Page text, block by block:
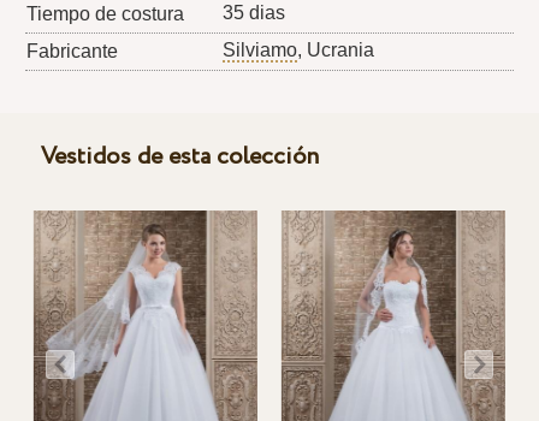
Tiempo de costura
35 dias
Fabricante
Silviamo, Ucrania
Vestidos de esta colección